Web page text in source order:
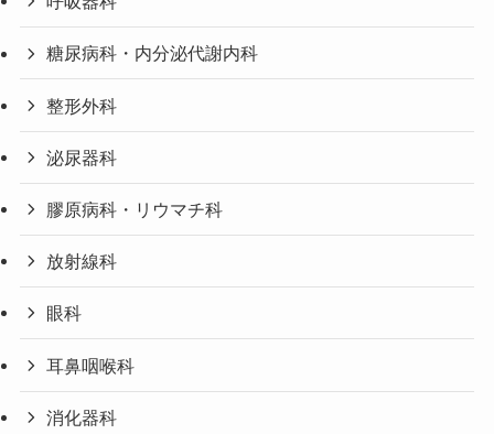
糖尿病科・内分泌代謝内科
整形外科
泌尿器科
膠原病科・リウマチ科
放射線科
眼科
耳鼻咽喉科
消化器科